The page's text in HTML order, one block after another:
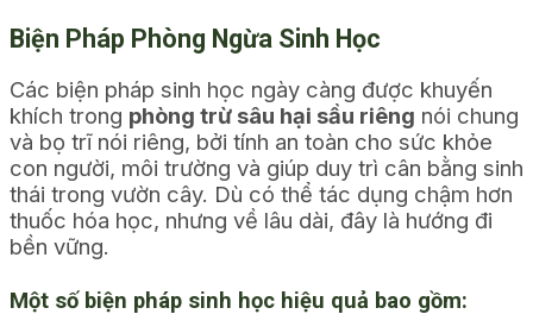
Biện Pháp Phòng Ngừa Sinh Học
Các biện pháp sinh học ngày càng được khuyến
khích trong phòng trừ sâu hại sầu riêng nói chung
và bọ trĩ nói riêng, bởi tính an toàn cho sức khỏe
con người, môi trường và giúp duy trì cân bằng sinh
thái trong vườn cây. Dù có thể tác dụng chậm hơn
thuốc hóa học, nhưng về lâu dài, đây là hướng đi
bền vững.
Một số biện pháp sinh học hiệu quả bao gồm: